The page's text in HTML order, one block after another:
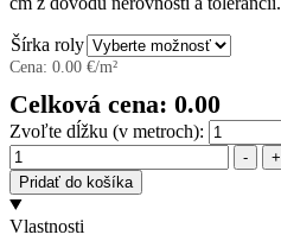
Šírka roly
Cena: 0.00 €/m²
Celková cena: 0.00
Zvoľte dĺžku (v metroch):
Množstvo
-
+
Pridať do košíka
Vlastnosti